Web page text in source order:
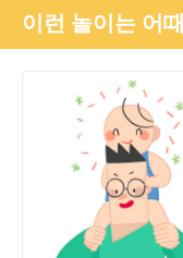
이런 놀이는 어